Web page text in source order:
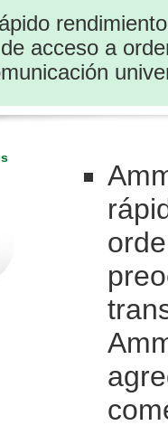
acceso a